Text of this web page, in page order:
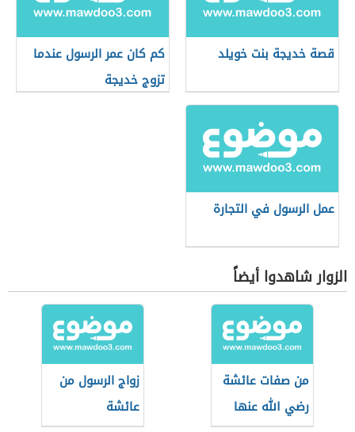
قصة خديجة بنت خويلد
كم كان عمر الرسول عندما
تزوج خديجة
عمل الرسول في التجارة
الزوار شاهدوا أيضاً
من صفات عائشة
رضي الله عنها
زواج الرسول من
عائشة